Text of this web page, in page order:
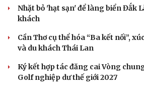
check-in
Cửa
Hạt
Nhặt bỏ 'hạt sạn' để làng biển Đắk
khách
Cần Thơ cụ thể hóa “Ba kết nối”,
và du khách Thái Lan
Ký kết hợp tác đăng cai Vòng
Golf nghiệp dư thế giới 2027